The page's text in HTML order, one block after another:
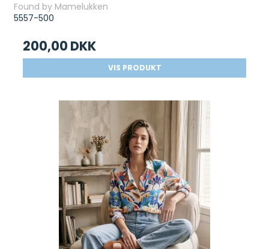
Found by Mamelukken
5557-500
200,00 DKK
VIS PRODUKT